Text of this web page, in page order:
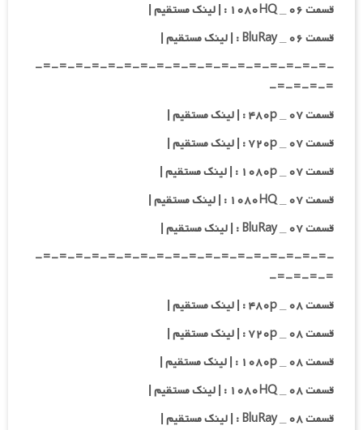
قسمت ۰۶ _ ۱۰۸۰HQ : | لینک مستقیم |
قسمت ۰۶ _ BluRay : | لینک مستقیم |
-=-=-=-=-=-=-=-=-=-=-=-=-=-=-=-=-=-=-
=-=-=-=-
قسمت ۰۷ _ ۴۸۰p : | لینک مستقیم |
قسمت ۰۷ _ ۷۲۰p : | لینک مستقیم |
قسمت ۰۷ _ ۱۰۸۰p : | لینک مستقیم |
قسمت ۰۷ _ ۱۰۸۰HQ : | لینک مستقیم |
قسمت ۰۷ _ BluRay : | لینک مستقیم |
-=-=-=-=-=-=-=-=-=-=-=-=-=-=-=-=-=-=-
=-=-=-=-
قسمت ۰۸ _ ۴۸۰p : | لینک مستقیم |
قسمت ۰۸ _ ۷۲۰p : | لینک مستقیم |
قسمت ۰۸ _ ۱۰۸۰p : | لینک مستقیم |
قسمت ۰۸ _ ۱۰۸۰HQ : | لینک مستقیم |
قسمت ۰۸ _ BluRay : | لینک مستقیم |